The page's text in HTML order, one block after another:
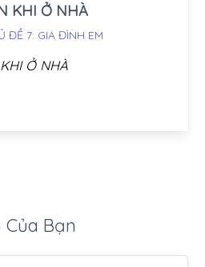
KHI Ở NHÀ
ĐỀ 7: GIA ĐÌNH EM
Ở NHÀ
Bạn